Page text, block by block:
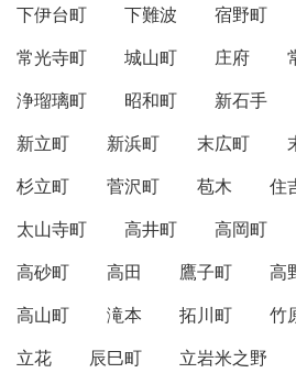
下伊台町
下難波 宿野町
常光寺町
城山町 庄府
浄瑠璃町
昭和町 新石手
新立町
新浜町 末広町
杉立町
菅沢町 苞木 住
太山寺町
高井町 高岡町
高砂町
高田 鷹子町 高
高山町
滝本 拓川町 竹
立花
辰巳町 立岩米之野